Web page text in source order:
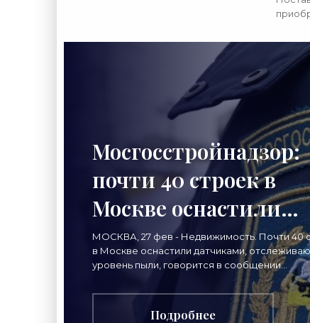
Мосгосстройнадзор:
почти 40 строек в
Москве оснастили
датчиками уровня
пыли -
«Строительство»
МОСКВА, 27 фев - Недвижимость. Почти 40
в Москве оснастили датчиками,
уровень пыли, говорится в сообщении
Мосгосстройнадзора. «"В Москве контроль
соблюдением
Подробнее